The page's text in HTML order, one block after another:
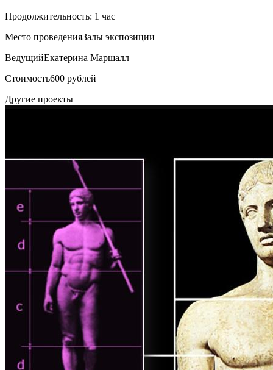
Продолжительность: 1 час
Место проведенияЗалы экспозиции
ВедущийЕкатерина Маршалл
Стоимость600 рублей
Другие проекты